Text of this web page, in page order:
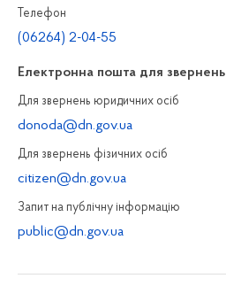
Телефон
(06264) 2-04-55
Електронна пошта для звернень
Для звернень юридичних осiб
donoda@dn.gov.ua
Для звернень фізичних осiб
citizen@dn.gov.ua
Запит на публiчну інформацiю
public@dn.gov.ua